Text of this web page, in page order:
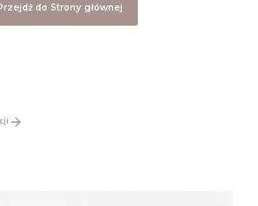
do Strony głównej